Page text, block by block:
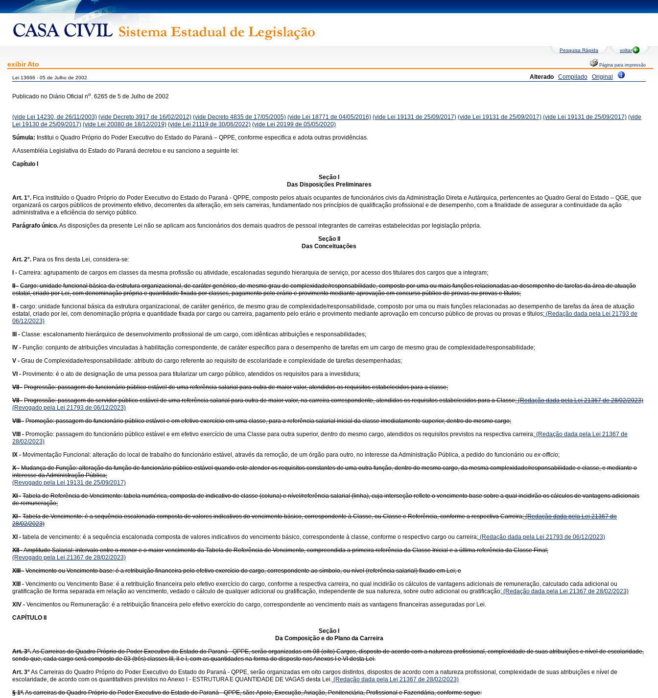
Pesquisa Rápida voltar
exibir Ato Página para impressão
Alterado Compilado Original
Lei 13666 - 05 de Julho de 2002
Publicado no Diário Oficial no. 6265 de 5 de Julho de 2002
(vide Lei 14230, de 26/11/2003) (vide Decreto 3917 de 16/02/2012) (vide Decreto 4835 de 17/05/2005) (vide Lei 18771 de 04/05/2016) (vide Lei 19131 de 25/09/2017) (vide Lei 19131 de 25/09/2017) (vide Lei 19131 de 25/09/2017) (vide
Lei 19130 de 25/09/2017) (vide Lei 20080 de 18/12/2019) (vide Lei 21119 de 30/06/2022) (vide Lei 20199 de 05/05/2020)
Súmula: Institui o Quadro Próprio do Poder Executivo do Estado do Paraná – QPPE, conforme especifica e adota outras providências.
A Assembléia Legislativa do Estado do Paraná decretou e eu sanciono a seguinte lei:
Capítulo I
Seção I
Das Disposições Preliminares
Art. 1°. Fica instituído o Quadro Próprio do Poder Executivo do Estado do Paraná - QPPE, composto pelos atuais ocupantes de funcionários civis da Administração Direta e Autárquica, pertencentes ao Quadro Geral do Estado – QGE, que
organizará os cargos públicos de provimento efetivo, decorrentes da alteração, em seis carreiras, fundamentado nos princípios de qualificação profissional e de desempenho, com a finalidade de assegurar a continuidade da ação
administrativa e a eficiência do serviço público.
Parágrafo único.As disposições da presente Lei não se aplicam aos funcionários dos demais quadros de pessoal integrantes de carreiras estabelecidas por legislação própria.
Seção II
Das Conceituações
Art. 2°. Para os fins desta Lei, considera-se:
I - Carreira: agrupamento de cargos em classes da mesma profissão ou atividade, escalonadas segundo hierarquia de serviço, por acesso dos titulares dos cargos que a integram;
II - Cargo: unidade funcional básica da estrutura organizacional, de caráter genérico, de mesmo grau de complexidade/responsabilidade, composto por uma ou mais funções relacionadas ao desempenho de tarefas da área de atuação
estatal, criado por Lei, com denominação própria e quantidade fixada por classes, pagamento pelo erário e provimento mediante aprovação em concurso público de provas ou provas e títulos;
II - cargo: unidade funcional básica da estrutura organizacional, de caráter genérico, de mesmo grau de complexidade/responsabilidade, composto por uma ou mais funções relacionadas ao desempenho de tarefas da área de atuação
estatal, criado por lei, com denominação própria e quantidade fixada por cargo ou carreira, pagamento pelo erário e provimento mediante aprovação em concurso público de provas ou provas e títulos; (Redação dada pela Lei 21793 de
06/12/2023)
III - Classe: escalonamento hierárquico de desenvolvimento profissional de um cargo, com idênticas atribuições e responsabilidades;
IV - Função: conjunto de atribuições vinculadas à habilitação correspondente, de caráter específico para o desempenho de tarefas em um cargo de mesmo grau de complexidade/responsabilidade;
V - Grau de Complexidade/responsabilidade: atributo do cargo referente ao requisito de escolaridade e complexidade de tarefas desempenhadas;
VI - Provimento: é o ato de designação de uma pessoa para titularizar um cargo público, atendidos os requisitos para a investidura;
VII - Progressão: passagem do funcionário público estável de uma referência salarial para outra de maior valor, atendidos os requisitos estabelecidos para a classe;
VII - Progressão: passagem do servidor público estável de uma referência salarial para outra de maior valor, na carreira correspondente, atendidos os requisitos estabelecidos para a Classe;(Redação dada pela Lei 21367 de 28/02/2023)
(Revogado pela Lei 21793 de 06/12/2023)
VIII - Promoção: passagem do funcionário público estável e em efetivo exercício em uma classe, para a referência salarial inicial da classe imediatamente superior, dentro do mesmo cargo;
VIII - Promoção: passagem do funcionário público estável e em efetivo exercício de uma Classe para outra superior, dentro do mesmo cargo, atendidos os requisitos previstos na respectiva carreira; (Redação dada pela Lei 21367 de
28/02/2023)
IX - Movimentação Funcional: alteração do local de trabalho do funcionário estável, através da remoção, de um órgão para outro, no interesse da Administração Pública, a pedido do funcionário ou ex-officio;
X - Mudança de Função: alteração da função de funcionário público estável quando este atender os requisitos constantes de uma outra função, dentro do mesmo cargo, da mesma complexidade/responsabilidade e classe, e mediante o
interesse da Administração Pública;
(Revogado pela Lei 19131 de 25/09/2017)
XI - Tabela de Referência de Vencimento: tabela numérica, composta de indicativo de classe (coluna) e nível/referência salarial (linha), cuja interseção reflete o vencimento base sobre a qual incidirão os cálculos de vantagens adicionais
de remuneração;
XI - Tabela de Vencimento: é a sequência escalonada composta de valores indicativos do vencimento básico, correspondente à Classe, ou Classe e Referência, conforme a respectiva Carreira;(Redação dada pela Lei 21367 de
28/02/2023)
XI - tabela de vencimento: é a sequência escalonada composta de valores indicativos do vencimento básico, correspondente à classe, conforme o respectivo cargo ou carreira; (Redação dada pela Lei 21793 de 06/12/2023)
XII -Amplitude Salarial: intervalo entre o menor e o maior vencimento da Tabela de Referência de Vencimento, compreendida a primeira referência da Classe Inicial e a última referência da Classe Final;
(Revogado pela Lei 21367 de 28/02/2023)
XIII - Vencimento ou Vencimento base: é a retribuição financeira pelo efetivo exercício do cargo, correspondente ao símbolo, ou nível (referência salarial) fixado em Lei; e
XIII - Vencimento ou Vencimento Base: é a retribuição financeira pelo efetivo exercício do cargo, conforme a respectiva carreira, no qual incidirão os cálculos de vantagens adicionais de remuneração, calculado cada adicional ou
gratificação de forma separada em relação ao vencimento, vedado o cálculo de qualquer adicional ou gratificação, independente de sua natureza, sobre outro adicional ou gratificação; (Redação dada pela Lei 21367 de 28/02/2023)
XIV - Vencimentos ou Remuneração: é a retribuição financeira pelo efetivo exercício do cargo, correspondente ao vencimento mais as vantagens financeiras asseguradas por Lei.
CAPÍTULO II
Seção I
Da Composição e do Plano da Carreira
Art. 3°.As Carreiras do Quadro Próprio do Poder Executivo do Estado do Paraná - QPPE, serão organizadas em 08 (oito) Cargos, disposto de acordo com a natureza profissional, complexidade de suas atribuições e nível de escolaridade,
sendo que, cada cargo será composto de 03 (três) classes III, II e I, com as quantidades na forma do disposto nos Anexos I e VI desta Lei.
Art. 3°As Carreiras do Quadro Próprio do Poder Executivo do Estado do Paraná - QPPE, serão organizadas em oito cargos distintos, dispostos de acordo com a natureza profissional, complexidade de suas atribuições e nível de
escolaridade, de acordo com os quantitativos previstos no Anexo I - ESTRUTURA E QUANTIDADE DE VAGAS desta Lei. (Redação dada pela Lei 21367 de 28/02/2023)
§ 1º.As carreiras do Quadro Próprio do Poder Executivo do Estado do Paraná - QPPE, são:Apoio, Execução, Aviação, Penitenciária, Profissional e Fazendária, conforme segue: